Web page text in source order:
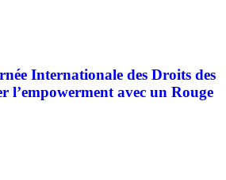
Internationale des Droits des
l’empowerment avec un Rouge